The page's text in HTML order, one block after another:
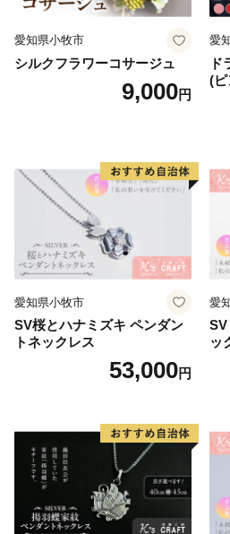
愛知県小牧市
シルクフラワーコサージュ
9,000円
愛
ド
(ピ
愛知県小牧市
SV桜とハナミズキ ペンダン
トネックレス
53,000円
愛
SV
ッ